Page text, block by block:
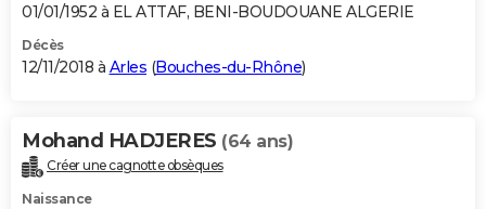
01/01/1952 à EL ATTAF, BENI-BOUDOUANE ALGERIE
Décès
12/11/2018 à Arles (Bouches-du-Rhône)
Mohand HADJERES (64 ans)
Créer une cagnotte obsèques
Naissance